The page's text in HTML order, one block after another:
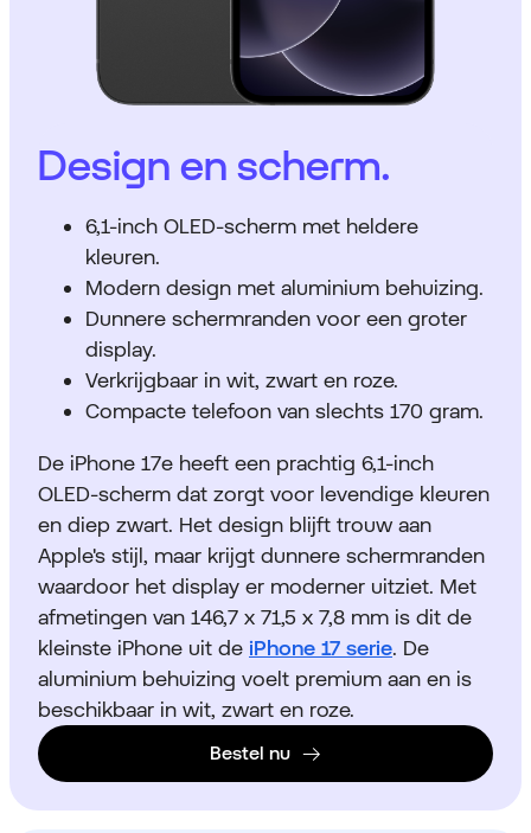
Design en scherm.
6,1-inch OLED-scherm met heldere
kleuren.
Modern design met aluminium behuizing.
Dunnere schermranden voor een groter
display.
Verkrijgbaar in wit, zwart en roze.
Compacte telefoon van slechts 170 gram.
De iPhone 17e heeft een prachtig 6,1-inch
OLED-scherm dat zorgt voor levendige kleuren
en diep zwart. Het design blijft trouw aan
Apple's stijl, maar krijgt dunnere schermranden
waardoor het display er moderner uitziet. Met
afmetingen van 146,7 x 71,5 x 7,8 mm is dit de
kleinste iPhone uit de iPhone 17 serie. De
aluminium behuizing voelt premium aan en is
beschikbaar in wit, zwart en roze.
Bestel nu